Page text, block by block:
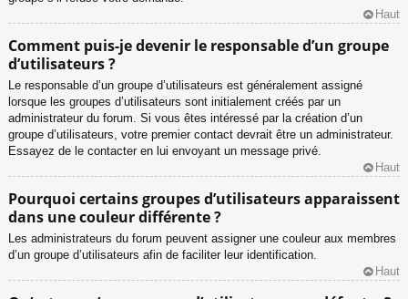
Haut
Comment puis-je devenir le responsable d’un groupe
d’utilisateurs ?
Le responsable d’un groupe d’utilisateurs est généralement assigné
lorsque les groupes d’utilisateurs sont initialement créés par un
administrateur du forum. Si vous êtes intéressé par la création d’un
groupe d’utilisateurs, votre premier contact devrait être un administrateur.
Essayez de le contacter en lui envoyant un message privé.
Haut
Pourquoi certains groupes d’utilisateurs apparaissent
dans une couleur différente ?
Les administrateurs du forum peuvent assigner une couleur aux membres
d’un groupe d’utilisateurs afin de faciliter leur identification.
Haut